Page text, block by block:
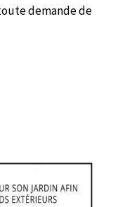
demande de